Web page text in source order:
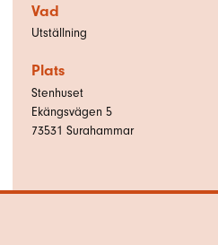
Vad
Utställning
Plats
Stenhuset
Ekängsvägen 5
73531 Surahammar